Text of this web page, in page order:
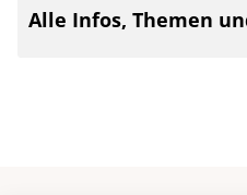
Alle Infos, Themen